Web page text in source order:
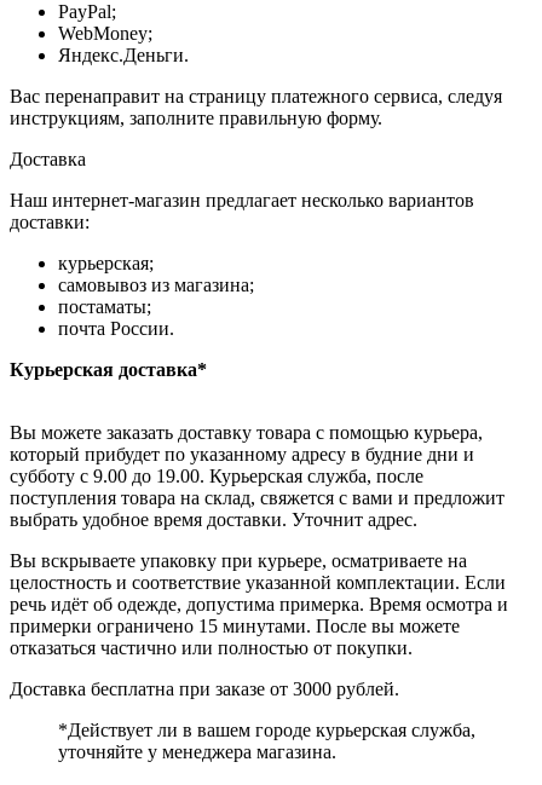
PayPal;
WebMoney;
Яндекс.Деньги.
Вас перенаправит на страницу платежного сервиса, следуя
инструкциям, заполните правильную форму.
Доставка
Наш интернет-магазин предлагает несколько вариантов
доставки:
курьерская;
самовывоз из магазина;
постаматы;
почта России.
Курьерская доставка*
Вы можете заказать доставку товара с помощью курьера,
который прибудет по указанному адресу в будние дни и
субботу с 9.00 до 19.00. Курьерская служба, после
поступления товара на склад, свяжется с вами и предложит
выбрать удобное время доставки. Уточнит адрес.
Вы вскрываете упаковку при курьере, осматриваете на
целостность и соответствие указанной комплектации. Если
речь идёт об одежде, допустима примерка. Время осмотра и
примерки ограничено 15 минутами. После вы можете
отказаться частично или полностью от покупки.
Доставка бесплатна при заказе от 3000 рублей.
*Действует ли в вашем городе курьерская служба,
уточняйте у менеджера магазина.